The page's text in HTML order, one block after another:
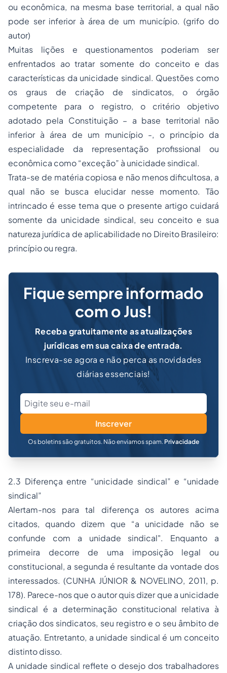
ou econômica, na mesma base territorial, a qual não
pode ser inferior à área de um município. (grifo do
autor)
Muitas lições e questionamentos poderiam ser
enfrentados ao tratar somente do conceito e das
características da unicidade sindical. Questões como
os graus de criação de sindicatos, o órgão
competente para o registro, o critério objetivo
adotado pela Constituição – a base territorial não
inferior à área de um município -, o princípio da
especialidade da representação profissional ou
econômica como “exceção” à unicidade sindical.
Trata-se de matéria copiosa e não menos dificultosa, a
qual não se busca elucidar nesse momento. Tão
intrincado é esse tema que o presente artigo cuidará
somente da unicidade sindical, seu conceito e sua
natureza jurídica de aplicabilidade no Direito Brasileiro:
princípio ou regra.
Fique sempre informado
com o Jus!
Receba gratuitamente as atualizações
jurídicas em sua caixa de entrada.
Inscreva-se agora e não perca as novidades
diárias essenciais!
Inscrever
Os boletins são gratuitos. Não enviamos spam. Privacidade
2.3 Diferença entre “unicidade sindical” e “unidade
sindical”
Alertam-nos para tal diferença os autores acima
citados, quando dizem que “a unicidade não se
confunde com a unidade sindical". Enquanto a
primeira decorre de uma imposição legal ou
constitucional, a segunda é resultante da vontade dos
interessados. (CUNHA JÚNIOR & NOVELINO, 2011, p.
178). Parece-nos que o autor quis dizer que a unicidade
sindical é a determinação constitucional relativa à
criação dos sindicatos, seu registro e o seu âmbito de
atuação. Entretanto, a unidade sindical é um conceito
distinto disso.
A unidade sindical reflete o desejo dos trabalhadores